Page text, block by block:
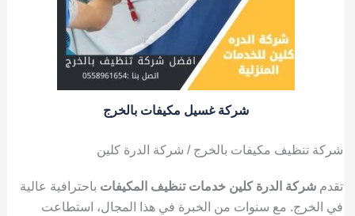
شركة غسيل مكيفات بالخرج
شركة تنظيف مكيفات بالخرج / شركة الدرة كلين
تقدم شركة الدرة كلين خدمات تنظيف المكيفات باحترافية عالية
في الخرج. مع سنوات من الخبرة في هذا المجال، استطاعت